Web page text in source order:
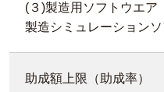
(３)製造用ソフトウエア
製造シミュレーション
助成額上限（助成率）